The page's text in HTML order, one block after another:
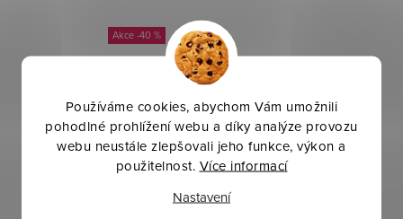
Používáme cookies, abychom Vám umožnili
pohodlné prohlížení webu a díky analýze provozu
webu neustále zlepšovali jeho funkce, výkon a
použitelnost. Více informací
Nastavení
-40 %